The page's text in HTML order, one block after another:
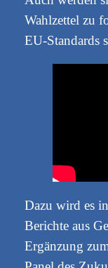
Wahlzettel zu
EU-Standards
Dazu wird es
Berichte aus
Ergänzung